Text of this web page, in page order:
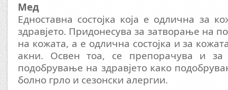
Мед
Едноставна состојка која е одлична за
здравјето. Придонесува за затворање на
на кожата, а е одлична состојка и за
акни. Освен тоа, се препорачува и за
подобрување на здравјето како
болно грло и сезонски алергии.